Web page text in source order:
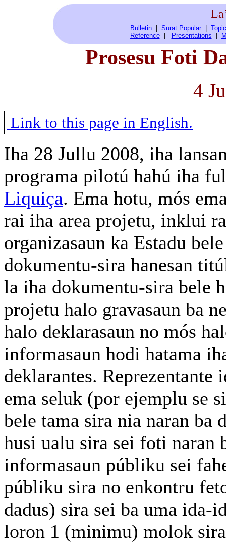
Bulletin| Surat Popular|
Reference| Presentations
Prosesu Foti
4
Link to this page in English.
Iha 28 Jullu 2008, iha
programa pilotú hahú iha
Liquiça. Ema hotu, mós
rai iha area projetu, inklui
organizasaun ka Estadu
dokumentu-sira hanesan
la iha dokumentu-sira bele
projetu halo gravasaun ba
halo deklarasaun no mós
informasaun hodi hatama
deklarantes.
ema seluk (por ejemplu se
bele tama sira nia naran ba
husi ualu sira sei foti naran
informasaun públiku sei
públiku sira no enkontru
dadus) sira sei ba uma ida-
loron 1 (minimu) molok